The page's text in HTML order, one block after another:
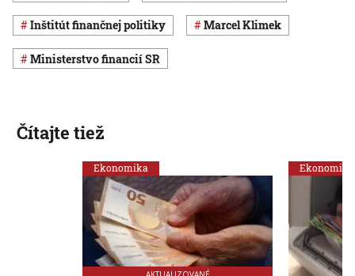
Inštitút finančnej politiky Marcel Klimek
Ministerstvo financií SR
Čítajte tiež
Ekonomika Ekonomika